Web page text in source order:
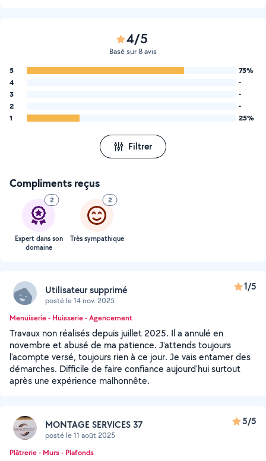
4/5
Basé sur 8 avis
5
75%
4
-
3
-
2
-
1
25%
Filtrer
Compliments reçus
2
Expert dans son
domaine
2
Très sympathique
Utilisateur supprimé
posté le 14 nov. 2025
1/5
Menuiserie - Huisserie - Agencement
Travaux non réalisés depuis juillet 2025. Il a annulé en
novembre et abusé de ma patience. J'attends toujours
l'acompte versé, toujours rien à ce jour. Je vais entamer des
démarches. Difficile de faire confiance aujourd'hui surtout
après une expérience malhonnête.
MONTAGE SERVICES 37
posté le 11 août 2025
5/5
Plâtrerie - Murs - Plafonds